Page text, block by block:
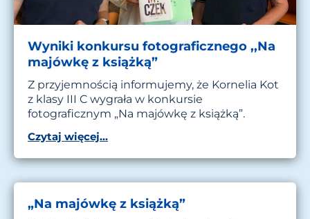
Wyniki konkursu fotograficznego ,,Na
majówkę z książką”
Z przyjemnością informujemy, że Kornelia Kot
z klasy III C wygrała w konkursie
fotograficznym „Na majówkę z książką”.
Czytaj więcej...
„Na majówkę z książką”